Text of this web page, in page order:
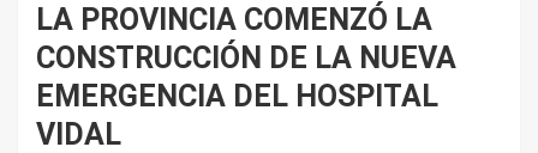
LA PROVINCIA COMENZÓ LA
CONSTRUCCIÓN DE LA NUEVA
EMERGENCIA DEL HOSPITAL
VIDAL